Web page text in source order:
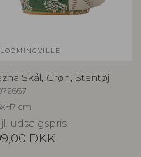
Skål, Grøn, Stentøj
cm
udsalgspris
DKK